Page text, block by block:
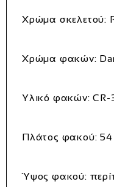
Χρώμα σκελετού:
Χρώμα φακών:
Υλικό φακών: CR-
Πλάτος φακού: 54
Ύψος φακού: